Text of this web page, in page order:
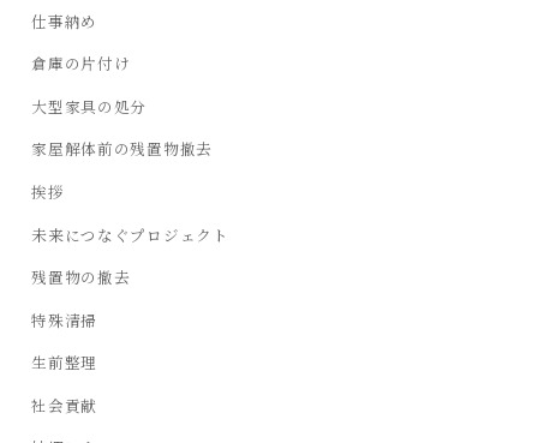
仕事納め
倉庫の片付け
大型家具の処分
家屋解体前の残置物撤去
挨拶
未来につなぐプロジェクト
残置物の撤去
特殊清掃
生前整理
社会貢献